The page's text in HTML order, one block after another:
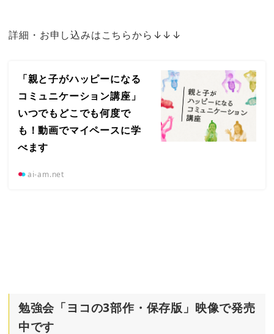
詳細・お申し込みはこちらから↓↓↓
「親と子がハッピーになる
コミュニケーション講座」
いつでもどこでも何度で
も！動画でマイペースに学
べます
ai-am.net
勉強会「ヨコの3部作・保存版」映像で発売
中です